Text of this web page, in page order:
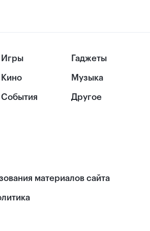
Игры
Кино
События
Гаджеты
Музыка
Другое
материалов сайта